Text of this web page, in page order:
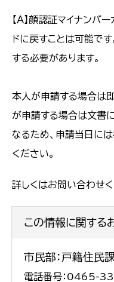
【Ａ】顔認証マイナンバ
ドに戻すことは可能で
する必要があります。
本人が申請する場合は
が申請する場合は文書
なるため、申請当日に
ください。
詳しくはお問い合わせく
この情報に関する
市民部：戸籍住民
電話番号：0465-